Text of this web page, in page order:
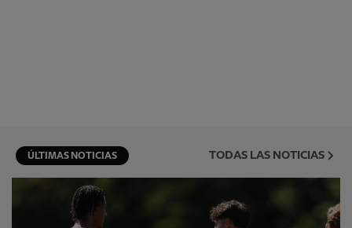
ÚLTIMAS NOTICIAS TODAS LAS NOTICIAS